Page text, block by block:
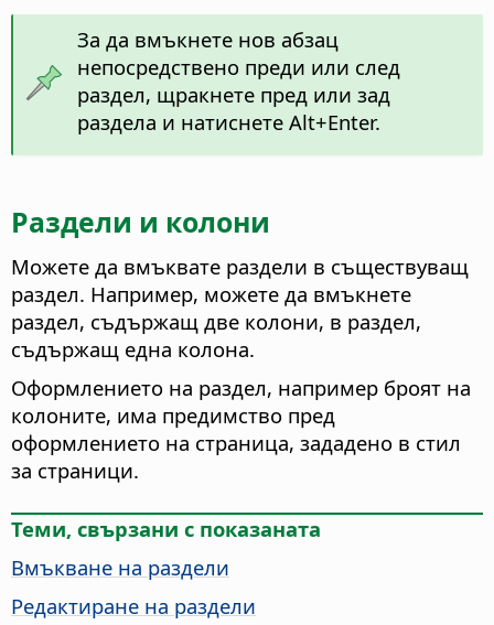
За да вмъкнете нов абзац
непосредствено преди или след
раздел, щракнете пред или зад
раздела и натиснете Alt+Enter.
Раздели и колони
Можете да вмъквате раздели в съществуващ
раздел. Например, можете да вмъкнете
раздел, съдържащ две колони, в раздел,
съдържащ една колона.
Оформлението на раздел, например броят на
колоните, има предимство пред
оформлението на страница, зададено в стил
за страници.
Теми, свързани с показаната
Вмъкване на раздели
Редактиране на раздели